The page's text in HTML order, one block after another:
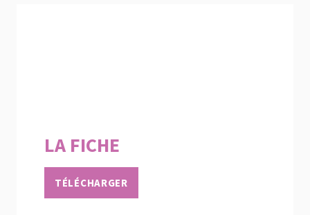
LA FICHE
TÉLÉCHARGER